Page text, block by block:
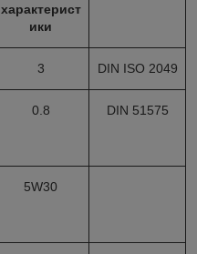
характерист
ики
3 DIN ISO 2049
0.8 DIN 51575
5W30